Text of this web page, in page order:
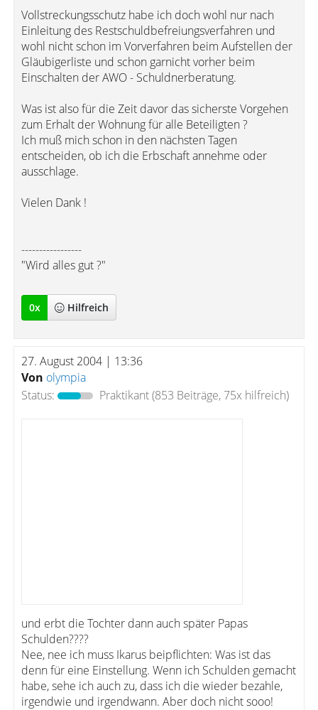
Vollstreckungsschutz habe ich doch wohl nur nach
Einleitung des Restschuldbefreiungsverfahren und
wohl nicht schon im Vorverfahren beim Aufstellen der
Gläubigerliste und schon garnicht vorher beim
Einschalten der AWO - Schuldnerberatung.
Was ist also für die Zeit davor das sicherste Vorgehen
zum Erhalt der Wohnung für alle Beteiligten ?
Ich muß mich schon in den nächsten Tagen
entscheiden, ob ich die Erbschaft annehme oder
ausschlage.
Vielen Dank !
-----------------
"Wird alles gut ?"
0x Hilfreich
27. August 2004 | 13:36
Von olympia
Status:
Praktikant(853 Beiträge, 75x hilfreich)
und erbt die Tochter dann auch später Papas
Schulden????
Nee, nee ich muss Ikarus beipflichten: Was ist das
denn für eine Einstellung. Wenn ich Schulden gemacht
habe, sehe ich auch zu, dass ich die wieder bezahle,
irgendwie und irgendwann. Aber doch nicht sooo!